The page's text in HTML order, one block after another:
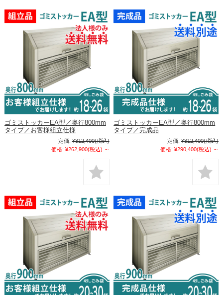
ゴミストッカーEA型／奥行800mm
タイプ／お客様組立仕様
定価: ¥312,400(税込)
価格: ¥262,900(税込) ～
ゴミストッカーEA型／奥行800mm
タイプ／完成品
定価: ¥312,400(税込)
価格: ¥290,400(税込) ～